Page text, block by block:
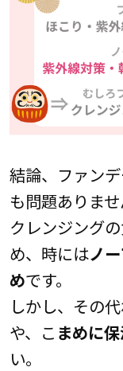
結論、ファン
も問題ありませ
クレンジング
め、時にはノ
めです。
しかし、その
や、こ まめに
い。